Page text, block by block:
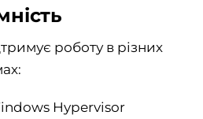
роботу в різних
Hypervisor